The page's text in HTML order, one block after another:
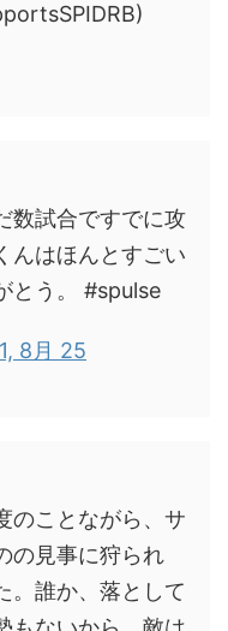
数試合ですでに攻
んはほんとすごい
とう。 #spulse
8月 25
のことながら、サ
の見事に狩られ
。誰か、落として